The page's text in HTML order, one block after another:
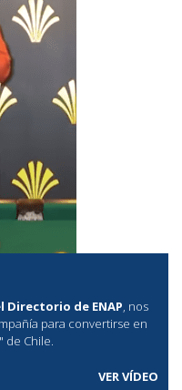
de ENAP , nos
para convertirse en
Chile.
VER VÍDEO